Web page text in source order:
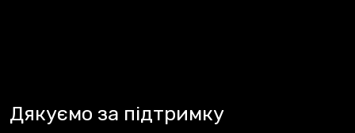
Дякуємо за підтримку